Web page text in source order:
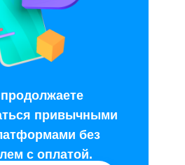
привычными
без
с оплатой.